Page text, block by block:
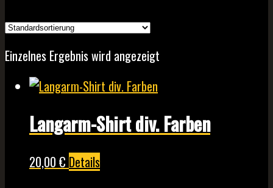
Einzelnes Ergebnis wird angezeigt
Langarm-Shirt div. Farben
20,00 € Details